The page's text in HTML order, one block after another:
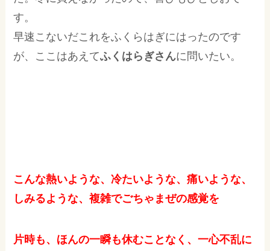
す。
早速こないだこれをふくらはぎにはったのです
が、ここはあえてふくはらぎさんに問いたい。
こんな熱いような、冷たいような、痛いような、
しみるような、複雑でごちゃまぜの感覚を
片時も、ほんの一瞬も休むことなく、一心不乱に